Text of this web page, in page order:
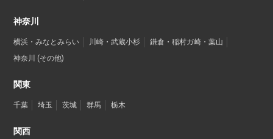
神奈川
横浜・みなとみらい 川崎・武蔵小杉
鎌倉・稲村ガ崎・葉山
神奈川 (その他)
関東
千葉 埼玉 茨城 群馬 栃木
関西